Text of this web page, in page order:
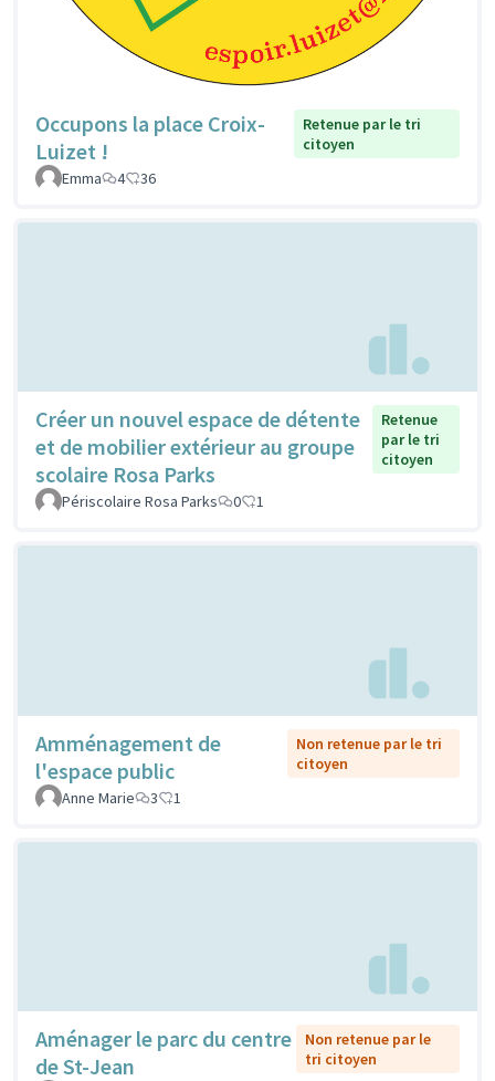
Occupons la place Croix-
Luizet !
Retenue par le tri
citoyen
Emma
4 36
Créer un nouvel espace de détente
et de mobilier extérieur au groupe
scolaire Rosa Parks
Retenue
par le tri
citoyen
Périscolaire Rosa Parks 0 1
Amménagement de
l'espace public
Non retenue par le tri
citoyen
Anne Marie
3 1
Aménager le parc du centre
de St-Jean
Non retenue par le
tri citoyen